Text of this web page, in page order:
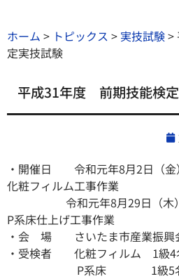
ホーム > トピックス > 実技試験>
定実技試験
平成31年度 前期技能検
・開催日 令和元年8月2日（
化粧フィルム工事作業
令和元年8月29日（木）
P系床仕上げ工事作業
・会 場 さいたま市産業振興
・受検者 化粧フィルム 1級4
P系床 1級5